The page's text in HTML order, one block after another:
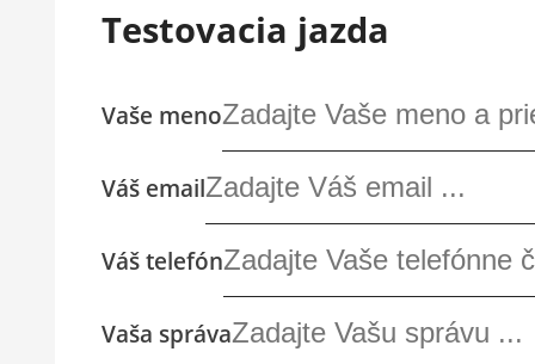
Testovacia jazda
Vaše meno
Váš email
Váš telefón
Vaša správa